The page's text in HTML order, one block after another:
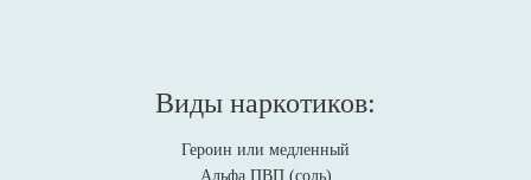
Виды наркотиков:
Героин или медленный
Альфа ПВП (соль)